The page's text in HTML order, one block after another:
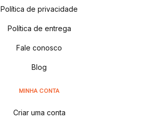
Política de privacidade
Política de entrega
Fale conosco
Blog
MINHA CONTA
Criar uma conta